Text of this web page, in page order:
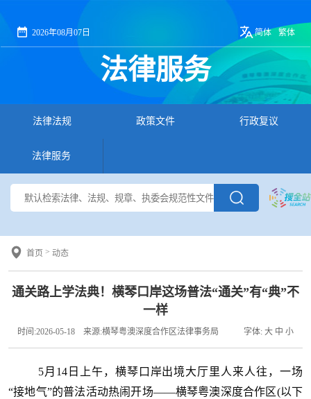
法律服务
2026年08月07日 简体 繁体
法律法规 政策文件 行政复议
法律服务
首页 > 动态
通关路上学法典！横琴口岸这场普法“通关”有“典”不
一样
时间:2026-05-18 来源:横琴粤澳深度合作区法律事务局 字体: 大 中 小
5月14日上午，横琴口岸出境大厅里人来人往，一场
“接地气”的普法活动热闹开场——横琴粤澳深度合作区(以下